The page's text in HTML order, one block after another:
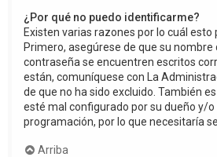
¿Por qué no puedo identificarme?
Existen varias razones por lo cuál esto
Primero, asegúrese de que su nombre
contraseña se encuentren escritos
están, comuníquese con La
de que no ha sido excluido. También
esté mal configurado por su dueño y/
programación, por lo que necesitaría
Arriba